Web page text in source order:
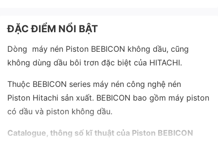
ĐẶC ĐIỂM NỔI BẬT
Dòng máy nén Piston BEBICON không dầu, cũng
không dùng dầu bôi trơn đặc biệt của HITACHI.
Thuộc BEBICON series máy nén công nghệ nén
Piston Hitachi sản xuất. BEBICON bao gồm máy piston
có dầu và piston không dầu.
Catalogue, thông số kĩ thuật của Piston BEBICON